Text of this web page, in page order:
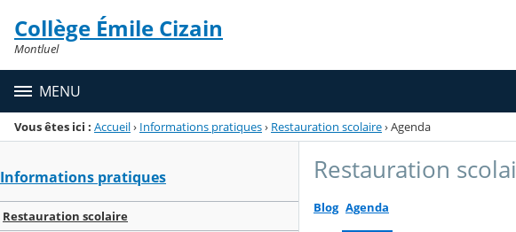
Menu de la rubrique
Contenu
Collège Émile Cizain
Montluel
MENU
Vous êtes ici : Accueil› Informations pratiques› Restauration scolaire›Agenda
Informations pratiques
Restauration scolaire
Restauration
Blog Agenda